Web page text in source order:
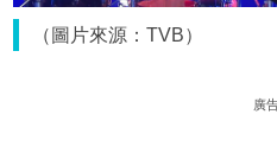
（圖片來源：TVB）
廣